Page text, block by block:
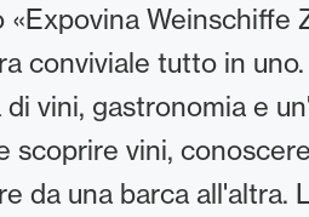
«Expovina Weinschiffe
conviviale tutto in
vini, gastronomia e
scoprire vini,
da una barca